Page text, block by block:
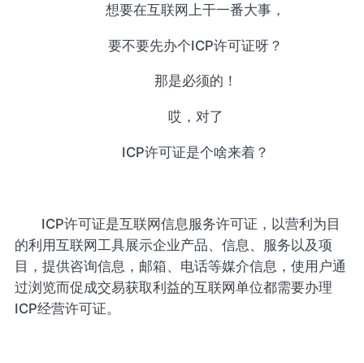
想要在互联网上干一番大事，
要不要先办个ICP许可证呀？
那是必须的！
哎，对了
ICP许可证是个啥来着？
ICP许可证是互联网信息服务许可证，以营利为目
的利用互联网工具展示企业产品、信息、服务以及项
目，提供咨询信息，邮箱、电话等媒介信息，使用户通
过浏览而促成交易获取利益的互联网单位都需要办理
ICP经营许可证。